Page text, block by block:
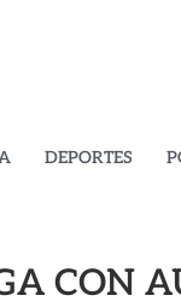
DEPORTES
CON